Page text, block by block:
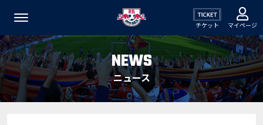
チケット マイページ
NEWS
ニュース